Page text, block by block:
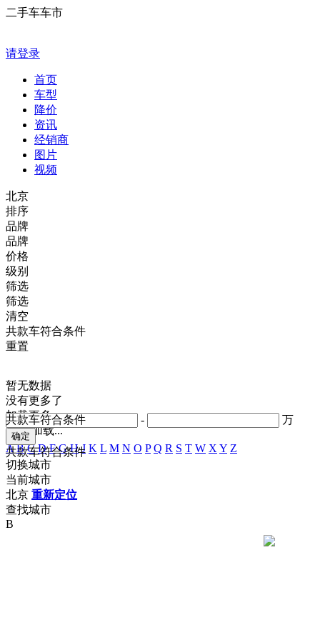
二手车车市
请登录
首页
车型
降价
资讯
经销商
图片
视频
北京
排序
品牌
品牌
价格
- 万
共款车符合条件
级别
共款车符合条件
筛选
筛选
清空
共款车符合条件
重置
暂无数据
没有更多了
加载更多
正在加载...
A B C D F G H J K L M N O P Q R S T W X Y Z
切换城市
当前城市
北京 重新定位
查找城市
B